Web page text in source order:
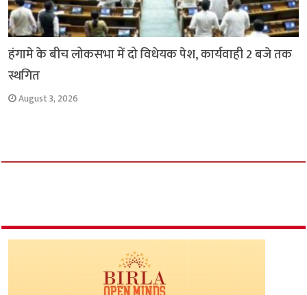
हंगामे के बीच लोकसभा में दो विधेयक पेश, कार्यवाही 2 बजे तक
स्थगित
August 3, 2026